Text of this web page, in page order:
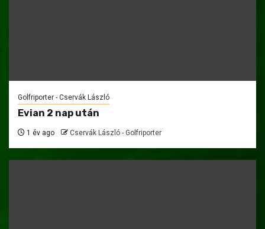
Golfriporter - Cservák László
Evian 2 nap után
1 év ago Cservák László - Golfriporter